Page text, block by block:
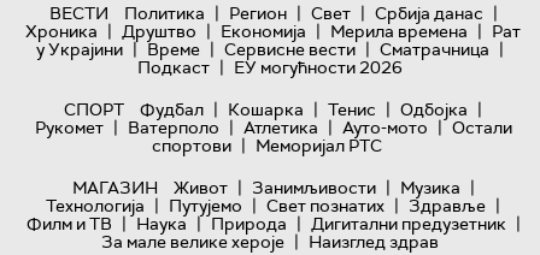
ВЕСТИ Политика | Регион | Свет | Србија данас |
Хроника | Друштво | Економија | Мерила времена | Рат
у Украјини | Време | Сервисне вести | Сматрачница |
Подкаст | ЕУ могућности 2026
СПОРТ
Фудбал | Кошарка | Тенис | Одбојка |
Рукомет | Ватерполо | Атлетика | Ауто-мото | Остали
спортови | Меморијал РТС
МАГАЗИН
Живот | Занимљивости | Музика |
Технологијa | Путујемо | Свет познатих | Здравље |
Филм и ТВ | Наука | Природа | Дигитални предузетник |
За мале велике хероје | Наизглед здрав